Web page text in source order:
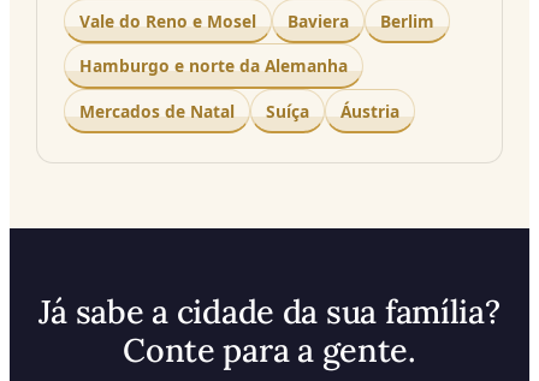
Vale do Reno e Mosel
Baviera
Berlim
Hamburgo e norte da Alemanha
Mercados de Natal
Suíça Áustria
Já sabe a cidade da sua família?
Conte para a gente.